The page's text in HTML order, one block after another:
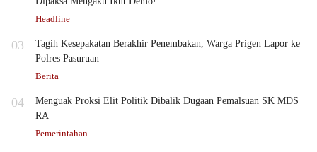
Headline
03
Tagih Kesepakatan Berakhir Penembakan, Warga Prigen Lapor ke
Polres Pasuruan
Berita
04
Menguak Proksi Elit Politik Dibalik Dugaan Pemalsuan SK MDS
RA
Pemerintahan